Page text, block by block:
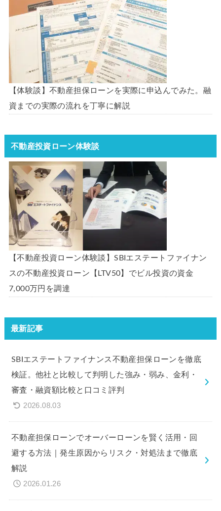
【体験談】不動産担保ローンを実際に申込んでみた。融
資までの実際の流れを丁寧に解説
不動産投資ローン体験談
【不動産投資ローン体験談】SBIエステートファイナン
スの不動産投資ローン【LTV50】でビル投資の資金
7,000万円を調達
最新記事
SBIエステートファイナンス不動産担保ローンを徹底
検証。他社と比較して判明した強み・弱み、金利・
審査・融資額比較と口コミ評判
2026.08.03
不動産担保ローンでオーバーローンを賢く活用・回
避する方法｜発生原因からリスク・対処法まで徹底
解説
2026.01.26